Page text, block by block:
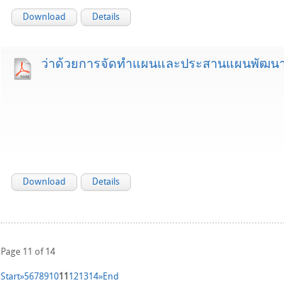
Download Details
ว่าด้วยการจัดทำแผนและประสานแผนพัฒน
Download Details
Page 11 of 14
Start»567891011 121314»End